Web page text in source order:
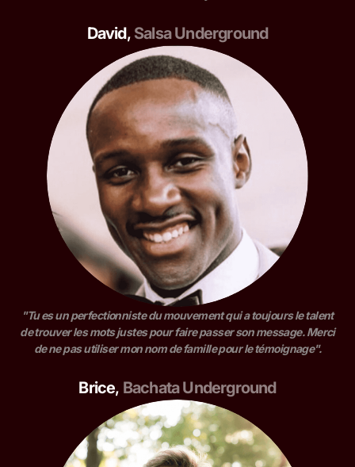
David, Salsa Underground
"Tu es un perfectionniste du mouvement qui a toujours le talent
de trouver les mots justes pour faire passer son message. Merci
de ne pas utiliser mon nom de famille pour le témoignage".
Brice, Bachata Underground